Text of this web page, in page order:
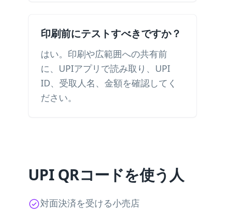
印刷前にテストすべきですか？
はい。印刷や広範囲への共有前
に、UPIアプリで読み取り、UPI
ID、受取人名、金額を確認してく
ださい。
UPI QRコードを使う人
対面決済を受ける小売店